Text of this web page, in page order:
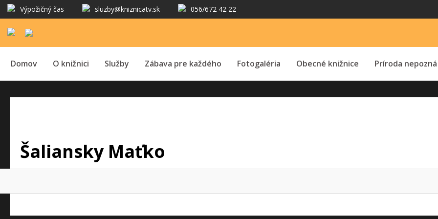
Výpožičný čas sluzby@kniznicatv.sk 056/672 42 22
Domov O knižnici Služby Zábava pre každého Fotogaléria Obecné knižnice Príroda
Šaliansky Maťko